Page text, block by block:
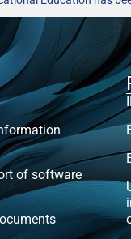
of software